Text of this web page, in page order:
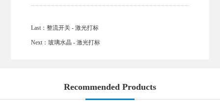
Last： 整流开关 - 激光打标
Next： 玻璃水晶 - 激光打标
Recommended Products